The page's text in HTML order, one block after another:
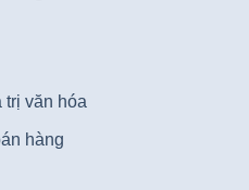
trị văn hóa
hàng